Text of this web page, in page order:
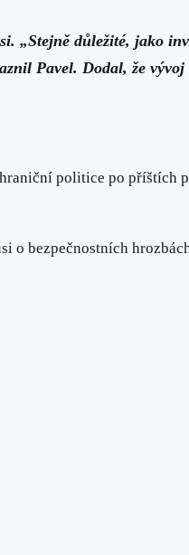
„Stejně důležité, jako
Pavel. Dodal, že
politice po
bezpečnostních